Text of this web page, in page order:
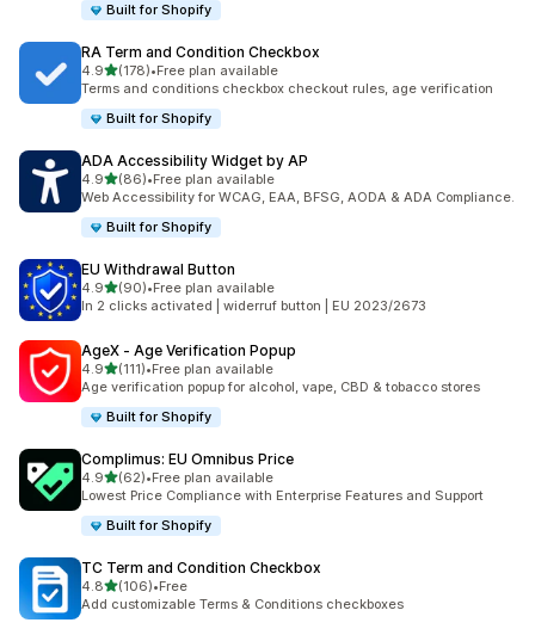
Built for Shopify
RA Term and Condition Checkbox
4.9별 5개 중
(178)
총 리뷰 178개
•Free plan available
Terms and conditions checkbox checkout rules, age verification
Built for Shopify
ADA Accessibility Widget by AP
4.9별 5개 중
(86)
총 리뷰 86개
•Free plan available
Web Accessibility for WCAG, EAA, BFSG, AODA & ADA Compliance.
Built for Shopify
EU Withdrawal Button
4.9별 5개 중
(90)
총 리뷰 90개
•Free plan available
In 2 clicks activated | widerruf button | EU 2023/2673
AgeX ‑ Age Verification Popup
4.9별 5개 중
(111)
총 리뷰 111개
•Free plan available
Age verification popup for alcohol, vape, CBD & tobacco stores
Built for Shopify
Complimus: EU Omnibus Price
4.9별 5개 중
(62)
총 리뷰 62개
•Free plan available
Lowest Price Compliance with Enterprise Features and Support
Built for Shopify
TC Term and Condition Checkbox
4.8별 5개 중
(106)
총 리뷰 106개
•Free
Add customizable Terms & Conditions checkboxes